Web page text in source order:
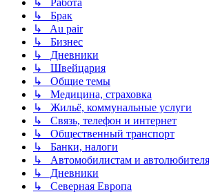
↳ Брак
↳ Au pair
↳ Бизнес
↳ Дневники
↳ Швейцария
↳ Общие темы
↳ Медицина, страховка
↳ Жильё, коммунальные услуги
↳ Связь, телефон и интернет
↳ Общественный транспорт
↳ Банки, налоги
↳ Автомобилистам и
↳ Дневники
↳ Северная Европа